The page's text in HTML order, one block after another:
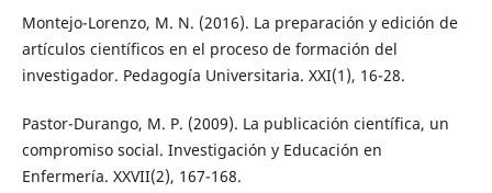
Montejo-Lorenzo, M. N. (2016). La preparación y edición de
artículos científicos en el proceso de formación del
investigador. Pedagogía Universitaria. XXI(1), 16-28.
Pastor-Durango, M. P. (2009). La publicación científica, un
compromiso social. Investigación y Educación en
Enfermería. XXVII(2), 167-168.